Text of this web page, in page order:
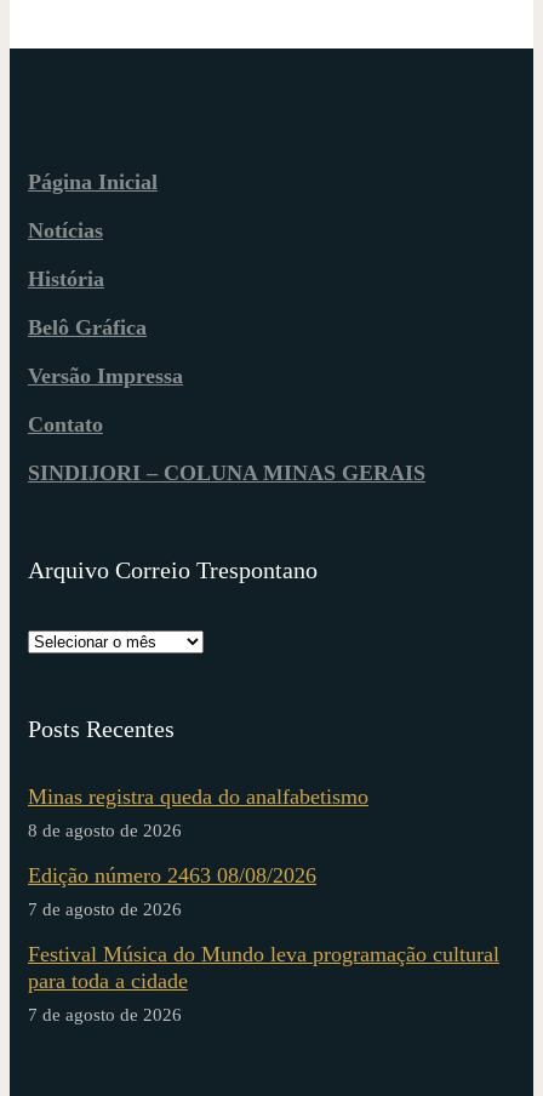
Página Inicial
Notícias
História
Belô Gráfica
Versão Impressa
Contato
SINDIJORI – COLUNA MINAS GERAIS
Arquivo Correio Trespontano
Posts Recentes
Minas registra queda do analfabetismo
8 de agosto de 2026
Edição número 2463 08/08/2026
7 de agosto de 2026
Festival Música do Mundo leva programação cultural
para toda a cidade
7 de agosto de 2026